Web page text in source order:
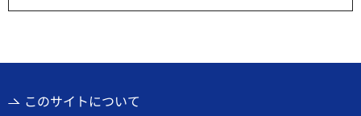
このサイトについて